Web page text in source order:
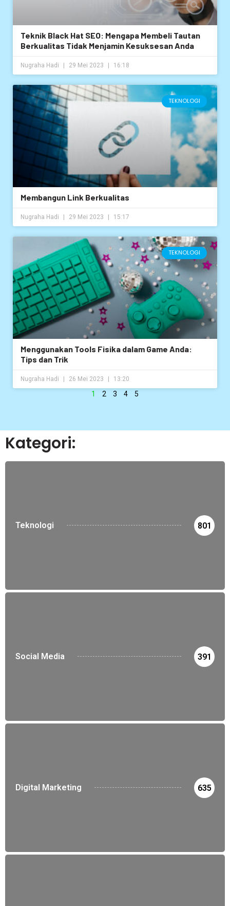
Teknik Black Hat SEO: Mengapa Membeli Tautan
Berkualitas Tidak Menjamin Kesuksesan Anda
Nugraha Hadi 29 Mei 2023 16:18
TEKNOLOGI
Membangun Link Berkualitas
Nugraha Hadi 29 Mei 2023 15:17
TEKNOLOGI
Menggunakan Tools Fisika dalam Game Anda:
Tips dan Trik
Nugraha Hadi 26 Mei 2023 13:20
1 2 3 4 5
Kategori:
Teknologi 801
Social Media 391
Digital Marketing 635